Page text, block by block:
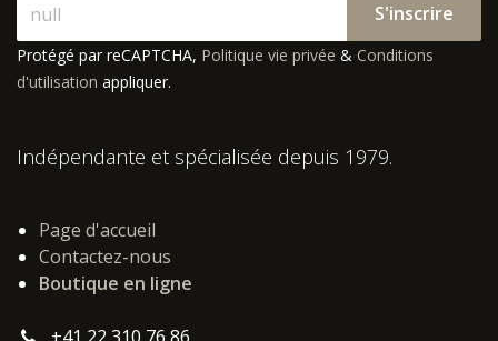
S'inscrire
Protégé par reCAPTCHA, Politique vie privée & Conditions
d'utilisation appliquer.
Indépendante et spécialisée depuis 1979.
Page d'accueil
Contactez-nous
Boutique en ligne